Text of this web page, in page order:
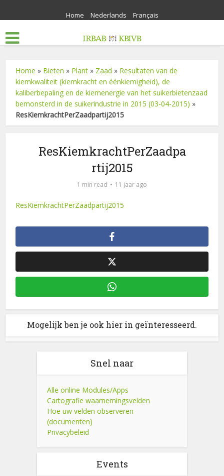
Home Nederlands Français
Home » Bieten » Plant » Zaad » Resultaten van de
kiemkwaliteit (kiemkracht en éénkiemigheid), de
kaliberbepaling en de kiemenergie van het suikerbietenzaad
bemonsterd in de suikerindustrie in 2015 (03-04-2015) »
ResKiemkrachtPerZaadpartij2015
ResKiemkrachtPerZaadpa
rtij2015
1 min read 11 jaar ago
ResKiemkrachtPerZaadpartij2015
Mogelijk ben je ook hier in geïnteresseerd.
Snel naar
Alle online Modules/Apps
Cartografie waarnemingsvelden
Hoe uw velden observeren
(documenten)
Privacybeleid
Events